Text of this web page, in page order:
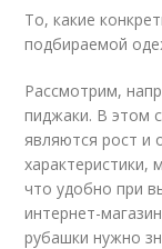
То, какие
подбираемой
Рассмотрим,
пиджаки. В этом
являются рост и
что удобно при
интернет-
рубашки нужно